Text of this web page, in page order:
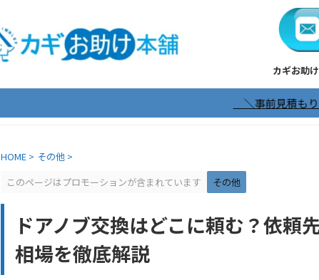
カギお助
＼事前見積もり無料／ カギの開
HOME > その他 >
このページはプロモーションが含まれています
その他
ドアノブ交換はどこに頼む？依頼
相場を徹底解説